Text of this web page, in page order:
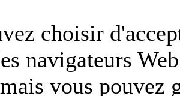
choisir
navigateurs
vous pouvez